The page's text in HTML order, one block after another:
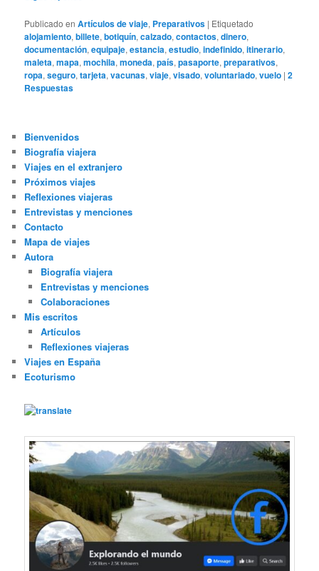
Publicado en Artículos de viaje, Preparativos | Etiquetado
alojamiento,billete,botiquín,calzado,contactos,dinero,
documentación,equipaje,estancia,estudio,indefinido,itinerario,
maleta,mapa,mochila,moneda,país,pasaporte,preparativos,
ropa,seguro,tarjeta,vacunas,viaje,visado,voluntariado,vuelo |2
Respuestas
Bienvenidos
Biografía viajera
Viajes en el extranjero
Próximos viajes
Reflexiones viajeras
Entrevistas y menciones
Contacto
Mapa de viajes
Autora
Biografía viajera
Entrevistas y menciones
Colaboraciones
Mis escritos
Artículos
Reflexiones viajeras
Viajes en España
Ecoturismo